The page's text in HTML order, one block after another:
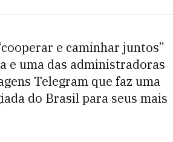
e caminhar juntos”
e uma das administradoras
Telegram que faz uma
do Brasil para seus mais